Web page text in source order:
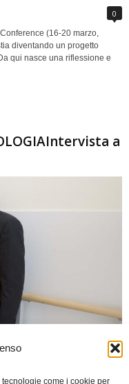
come i cookie per
0
(16-20 marzo,
diventando un progetto
qui nasce una riflessione e
a
0
ripercorre i principali